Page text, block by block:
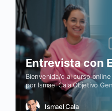
Entrevista con
Ismael Cala
Bienvenida/o al curso
por Ismael Cala Objetivo
técnicas de entrevista que
referentes en…